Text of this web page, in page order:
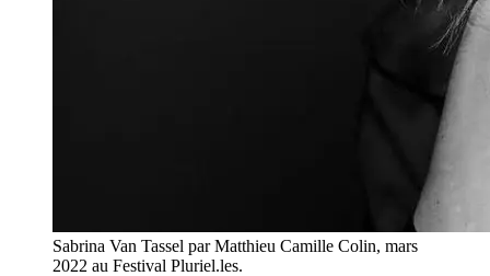
Sabrina Van Tassel par Matthieu Camille Colin, mars
2022 au Festival Pluriel.les.